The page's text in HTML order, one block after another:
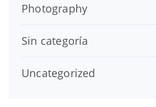
Photography
Sin categoría
Uncategorized